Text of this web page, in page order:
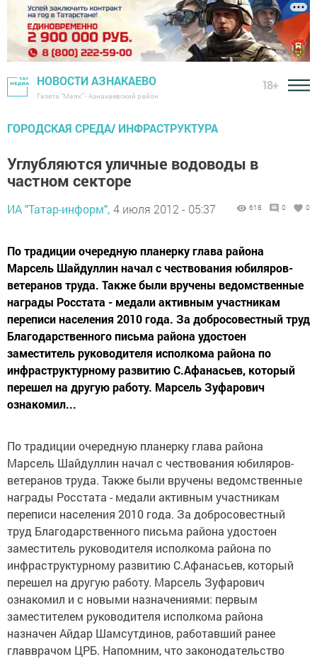
НОВОСТИ АЗНАКАЕВО
Газета "Маяк" - Азнакаевский район
18+
ГОРОДСКАЯ СРЕДА/ ИНФРАСТРУКТУРА
Углубляются уличные водоводы в
частном секторе
ИА "Татар-информ", 4 июля 2012 - 05:37 618 0 0
По традиции очередную планерку глава района
Марсель Шайдуллин начал с чествования юбиляров-
ветеранов труда. Также были вручены ведомственные
награды Росстата - медали активным участникам
переписи населения 2010 года. За добросовестный труд
Благодарственного письма района удостоен
заместитель руководителя исполкома района по
инфраструктурному развитию С.Афанасьев, который
перешел на другую работу. Марсель Зуфарович
ознакомил...
По традиции очередную планерку глава района
Марсель Шайдуллин начал с чествования юбиляров-
ветеранов труда. Также были вручены ведомственные
награды Росстата - медали активным участникам
переписи населения 2010 года. За добросовестный
труд Благодарственного письма района удостоен
заместитель руководителя исполкома района по
инфраструктурному развитию С.Афанасьев, который
перешел на другую работу. Марсель Зуфарович
ознакомил и с новыми назначениями: первым
заместителем руководителя исполкома района
назначен Айдар Шамсутдинов, работавший ранее
главврачом ЦРБ. Напомним, что законодательство